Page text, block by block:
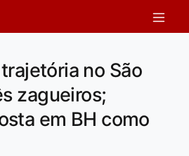
no São
zagueiros;
em BH como